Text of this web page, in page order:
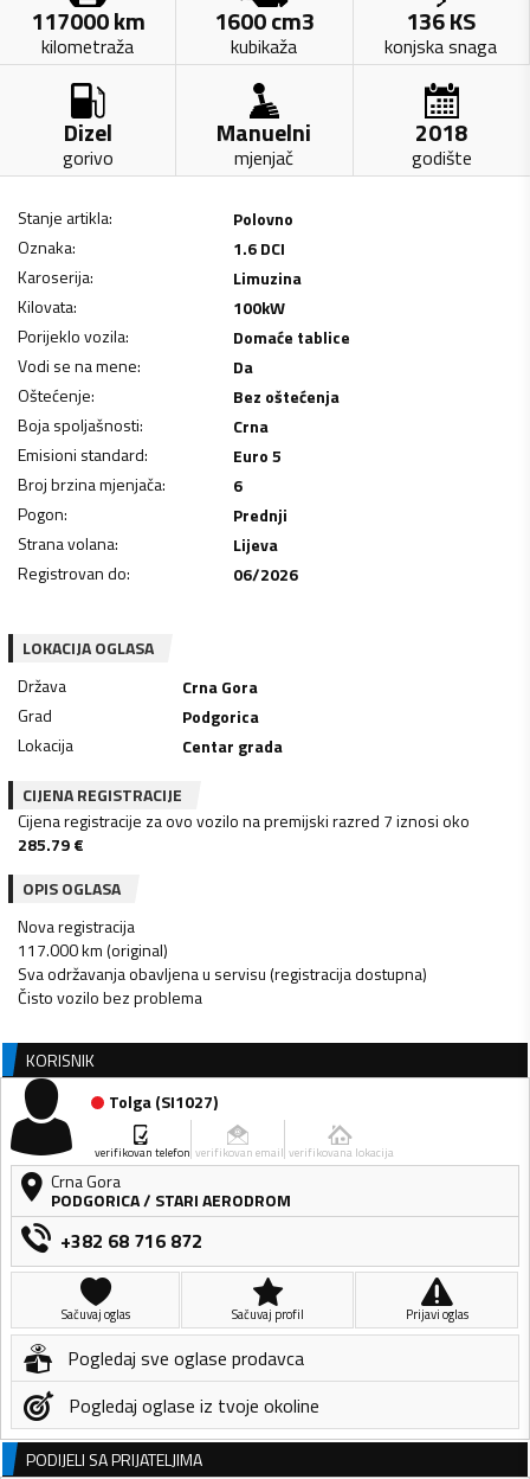
117000km
kilometraža
1600cm3
kubikaža
136KS
konjska snaga
Dizel
gorivo
Manuelni
mjenjač
2018
godište
Stanje artikla:
Polovno
Oznaka:
1.6 DCI
Karoserija:
Limuzina
Kilovata: 100kW
Porijeklo vozila:
Domaće tablice
Vodi se na mene:
Da
Oštećenje:
Bez oštećenja
Boja spoljašnosti:
Crna
Emisioni standard:
Euro 5
Broj brzina mjenjača:
6
Pogon:
Prednji
Strana volana:
Lijeva
Registrovan do: 06/2026
LOKACIJA OGLASA
Država
Crna Gora
Grad
Podgorica
Lokacija
Centar grada
CIJENA REGISTRACIJE
Cijena registracije za ovo vozilo na premijski razred 7 iznosi oko
285.79€
OPIS OGLASA
Nova registracija
117.000 km (original)
Sva održavanja obavljena u servisu (registracija dostupna)
Čisto vozilo bez problema
KORISNIK
Tolga(SI1027)
verifikovan telefon verifikovan email verifikovana lokacija
Crna Gora
PODGORICA/ STARI AERODROM
+382 68 716 872
Sačuvaj oglas Sačuvaj profil Prijavi oglas
Pogledaj sve oglase prodavca
Pogledaj oglase iz tvoje okoline
PODIJELI SA PRIJATELJIMA